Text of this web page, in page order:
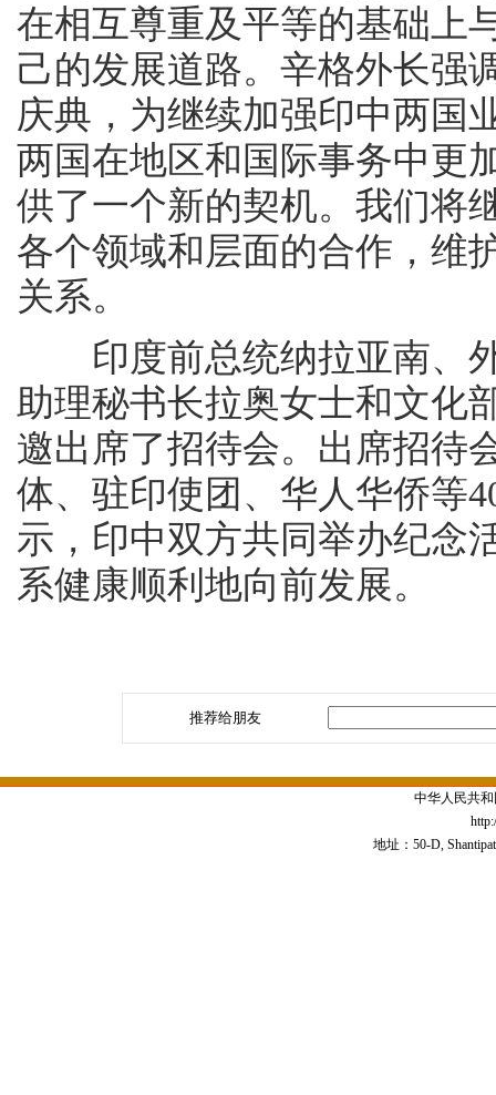
在相互尊重及平等的基础上
己的发展道路。辛格外长强
庆典，为继续加强印中两国
两国在地区和国际事务中更
供了一个新的契机。我们将
各个领域和层面的合作，维
关系。
印度前总统纳拉亚南、外
助理秘书长拉奥女士和文化
邀出席了招待会。出席招待
体、驻印使团、华人华侨等
示，印中双方共同举办纪念
系健康顺利地向前发展。
推荐给朋友
中华人民共
地址：50-D,